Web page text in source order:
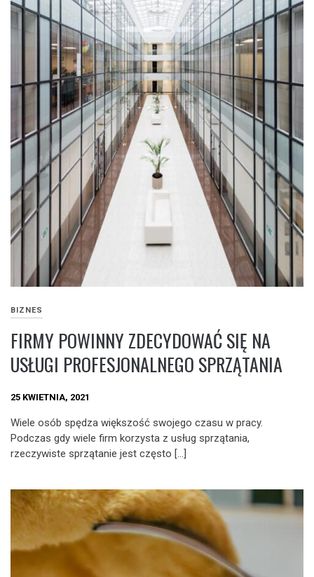
BIZNES
FIRMY POWINNY ZDECYDOWAĆ SIĘ NA
USŁUGI PROFESJONALNEGO SPRZĄTANIA
25 KWIETNIA, 2021
Wiele osób spędza większość swojego czasu w pracy.
Podczas gdy wiele firm korzysta z usług sprzątania,
rzeczywiste sprzątanie jest często […]